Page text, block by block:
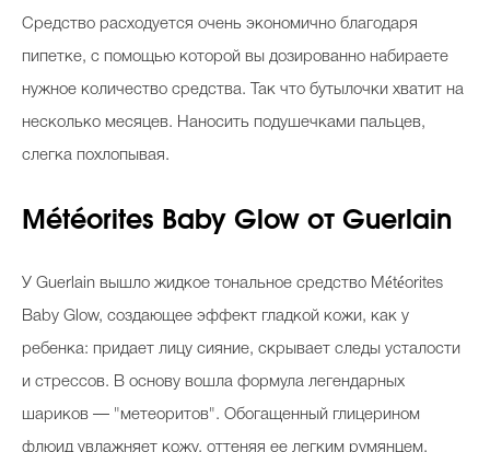
Средство расходуется очень экономично благодаря
пипетке, с помощью которой вы дозированно набираете
нужное количество средства. Так что бутылочки хватит на
несколько месяцев. Наносить подушечками пальцев,
слегка похлопывая.
Météorites Baby Glow от Guerlain
У Guerlain вышло жидкое тональное средство Météorites
Baby Glow, создающее эффект гладкой кожи, как у
ребенка: придает лицу сияние, скрывает следы усталости
и стрессов. В основу вошла формула легендарных
шариков — "метеоритов". Обогащенный глицерином
флюид увлажняет кожу, оттеняя ее легким румянцем.